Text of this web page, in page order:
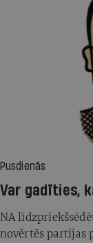
Pusdienās
Var gadīties,
NA
novērtēs partijas